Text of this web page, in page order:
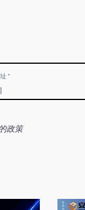
政策